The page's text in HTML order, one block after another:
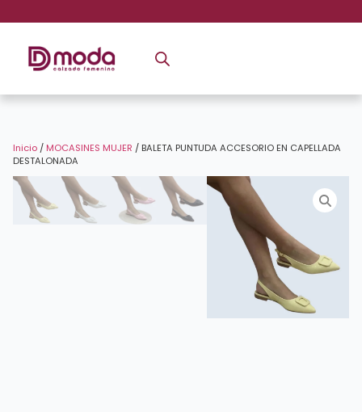
Inicio / MOCASINES MUJER / BALETA PUNTUDA ACCESORIO EN CAPELLADA
DESTALONADA